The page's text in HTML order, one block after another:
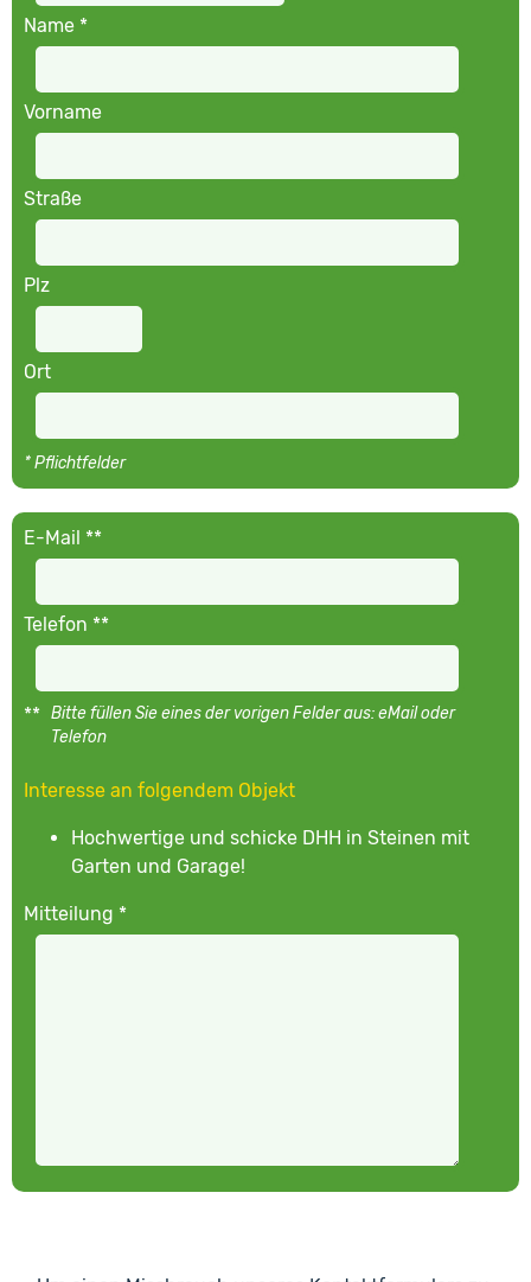
Name *
Vorname
Straße
Plz
Ort
* Pflichtfelder
E-Mail **
Telefon **
** Bitte füllen Sie eines der vorigen Felder aus: eMail oder
Telefon
Interesse an folgendem Objekt
Hochwertige und schicke DHH in Steinen mit
Garten und Garage!
Mitteilung *